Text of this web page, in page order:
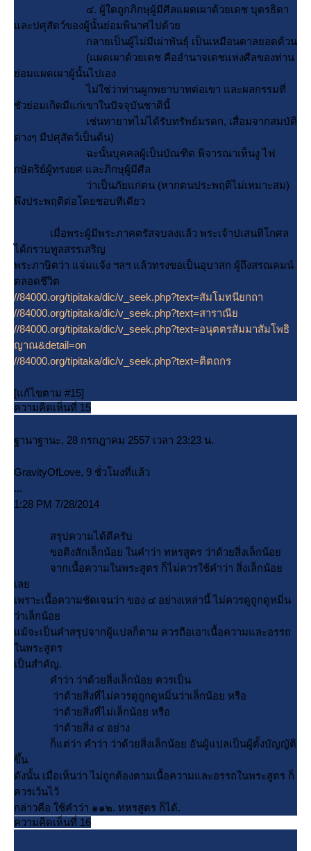
๔. ผู้ใดถูกภิกษุผู้มีศีลแผดเผาด้วยเดช บุตรธิดา
ละปศุสัตว์ของผู้นั้นย่อมพินาศไปด้ว
กลายเป็นผู้ไม่มีเผ่าพันธุ์ เป็นเหมือนตาลยอดด้วน
(แผดเผาด้วยเดช คืออำนาจเดชแห่งศีลของท่าน
่อมแผดเผาผู้นั้นไปเอง
ไม่ใช่ว่าท่านผูกพยาบาทต่อเขา และผลกรรมที่
ชั่วย่อมเกิดมีแก่เขาในปัจจุบันชาตินี้
เช่นทายาทไม่ได้รับทรัพย์มรดก, เสื่อมจากสมบัติ
ต่างๆ มีปศุสัตว์เป็นต้น)
ฉะนั้นบุคคลผู้เป็นบัณฑิต พิจารณาเห็นงู ไฟ
กษัตริย์ผู้ทรงยศ และภิกษุผู้มีศีล
ว่าเป็นภัยแก่ตน (หากตนประพฤติไม่เหมาะสม)
พึงประพฤติต่อโดยชอบทีเดียว
เมื่อพระผู้มีพระภาคตรัสจบลงแล้ว พระเจ้าปเสนทิโกศล
ได้กราบทูลสรรเสริญ
พระภาษิตว่า แจ่มแจ้ง ฯลฯ แล้วทรงขอเป็นอุบาสก ผู้ถึงสรณคมน์
ตลอดชีวิต
//84000.org/tipitaka/dic/v_seek.php?text=สัมโมทนียกถา
//84000.org/tipitaka/dic/v_seek.php?text=สาราณี
//84000.org/tipitaka/dic/v_seek.php?text=อนุตตรสัมมาสัมโพธิ
ญาณ&detail=on
//84000.org/tipitaka/dic/v_seek.php?text=ติตถกร
[แก้ไขตาม #15]
ความคิดเห็นที่ 15
ฐานาฐานะ, 28 กรกฎาคม 2557 เวลา 23:23 น.
GravityOfLove, 9 ชั่วโมงที่แล้ว
...
1:28 PM 7/28/2014
สรุปความได้ดีครับ
ขอติงสักเล็กน้อย ในคำว่า ทหรสูตร ว่าด้วยสิ่งเล็กน้อ
จากเนื้อความในพระสูตร ก็ไม่ควรใช้คำว่า สิ่งเล็กน้อ
เล
เพราะเนื้อความชัดเจนว่า ของ ๔ อย่างเหล่านี้ ไม่ควรดูถูกดูหมิ่น
ว่าเล็กน้อ
ม้จะเป็นคำสรุปจากผู้แปลก็ตาม ควรถือเอาเนื้อความและอรรถ
นพระสูตร
เป็นสำคัญ.
คำว่า ว่าด้วยสิ่งเล็กน้อย ควรเป็น
ว่าด้วยสิ่งที่ไม่ควรดูถูกดูหมิ่นว่าเล็กน้อย หรือ
ว่าด้วยสิ่งที่ไม่เล็กน้อย หรือ
ว่าด้วยสิ่ง ๔ อย่าง
ก็แต่ว่า คำว่า ว่าด้วยสิ่งเล็กน้อย อันผู้แปลเป็นผู้ตั้งบัญญัติ
ขึ้น
ดังนั้น เมื่อเห็นว่า ไม่ถูกต้องตามเนื้อความและอรรถในพระสูตร ก็
ควรเว้นไว้
กล่าวคือ ใช้คำว่า ๑๑๒. ทหรสูตร ก็ได้.
ความคิดเห็นที่ 16